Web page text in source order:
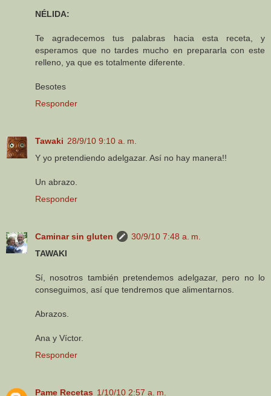
NÉLIDA:
Te agradecemos tus palabras hacia esta receta, y
esperamos que no tardes mucho en prepararla con este
relleno, ya que es totalmente diferente.
Besotes
Responder
Tawaki 28/9/10 9:10 a. m.
Y yo pretendiendo adelgazar. Así no hay manera!!
Un abrazo.
Responder
Caminar sin gluten
30/9/10 7:48 a. m.
TAWAKI
Sí, nosotros también pretendemos adelgazar, pero no lo
conseguimos, así que tendremos que alimentarnos.
Abrazos.
Ana y Víctor.
Responder
Pame Recetas 1/10/10 2:57 a. m.